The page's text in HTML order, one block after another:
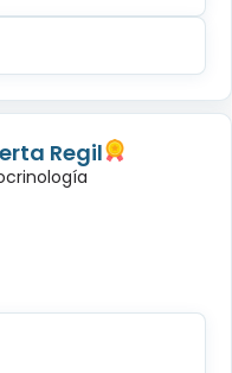
Regil